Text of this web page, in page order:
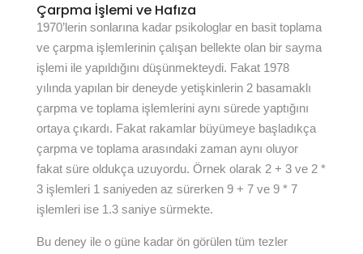
Çarpma İşlemi ve Hafıza
1970’lerin sonlarına kadar psikologlar en basit toplama
ve çarpma işlemlerinin çalışan bellekte olan bir sayma
işlemi ile yapıldığını düşünmekteydi. Fakat 1978
yılında yapılan bir deneyde yetişkinlerin 2 basamaklı
çarpma ve toplama işlemlerini aynı sürede yaptığını
ortaya çıkardı. Fakat rakamlar büyümeye başladıkça
çarpma ve toplama arasındaki zaman aynı oluyor
fakat süre oldukça uzuyordu. Örnek olarak 2 + 3 ve 2 *
3 işlemleri 1 saniyeden az sürerken 9 + 7 ve 9 * 7
işlemleri ise 1.3 saniye sürmekte.
Bu deney ile o güne kadar ön görülen tüm tezler